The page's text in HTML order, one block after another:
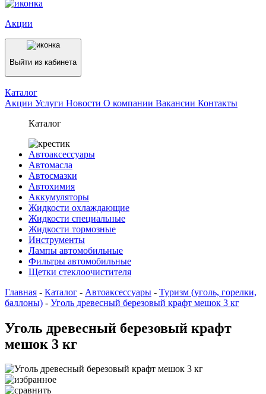
Акции
Выйти из кабинета
Каталог
Акции Услуги Новости О компании Вакансии Контакты
Каталог
Автоаксессуары
Автомасла
Автосмазки
Автохимия
Аккумуляторы
Жидкости охлаждающие
Жидкости специальные
Жидкости тормозные
Инструменты
Лампы автомобильные
Фильтры автомобильные
Щетки стеклоочистителя
Главная - Каталог - Автоаксессуары - Туризм (уголь, горелки,
баллоны) - Уголь древесный березовый крафт мешок 3 кг
Уголь древесный березовый крафт
мешок 3 кг